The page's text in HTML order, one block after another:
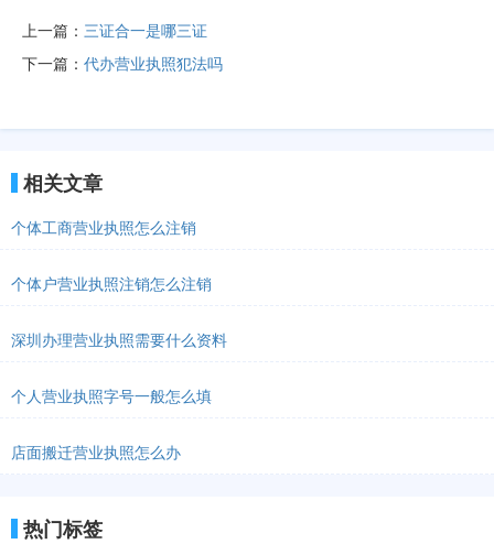
上一篇： 三证合一是哪三证
下一篇： 代办营业执照犯法吗
相关文章
个体工商营业执照怎么注销
个体户营业执照注销怎么注销
深圳办理营业执照需要什么资料
个人营业执照字号一般怎么填
店面搬迁营业执照怎么办
热门标签